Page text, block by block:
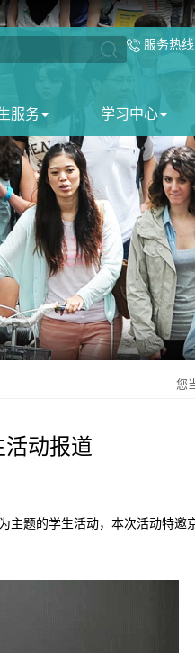
服务热
服务 学习中心
您
动报道
主题的学生活动，本次活动特邀